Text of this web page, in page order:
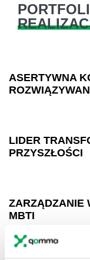
ASERTYWNA
LIDER
PRZYSZŁOŚCI
ZARZĄDZANIE
MBTI